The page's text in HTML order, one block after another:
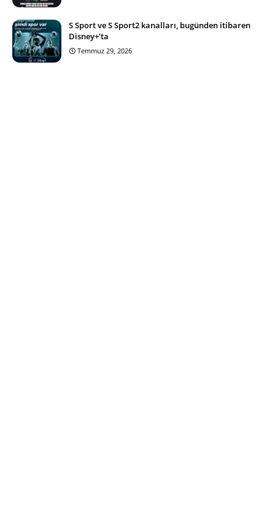
S Sport ve S Sport2 kanalları, bugünden itibaren
Disney+’ta
Temmuz 29, 2026